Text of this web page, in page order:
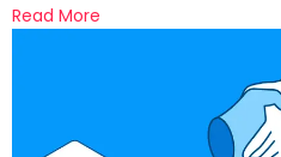
Read More